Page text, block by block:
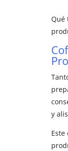
Qué
y